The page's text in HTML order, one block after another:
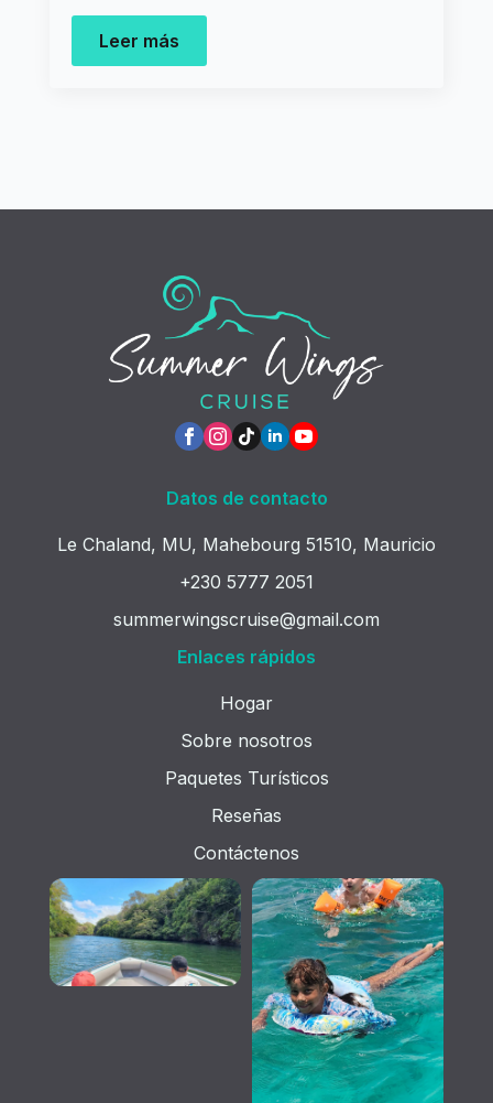
Leer más
Datos de contacto
Le Chaland, MU, Mahebourg 51510, Mauricio
+230 5777 2051
summerwingscruise@gmail.com
Enlaces rápidos
Hogar
Sobre nosotros
Paquetes Turísticos
Reseñas
Contáctenos